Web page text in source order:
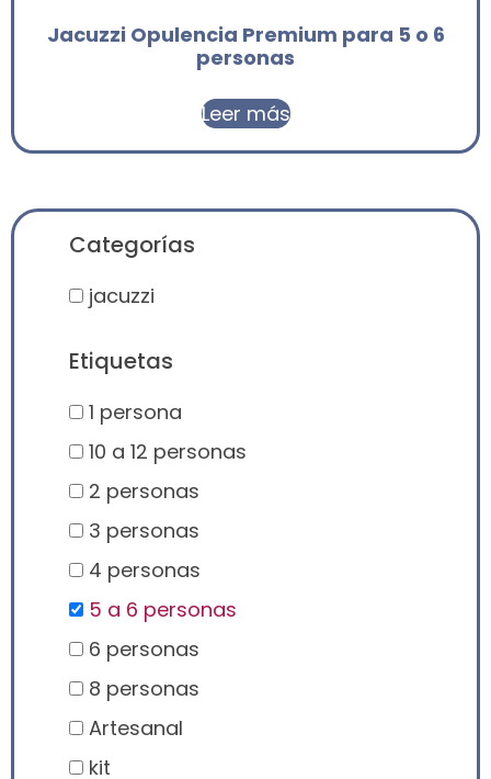
Jacuzzi Opulencia Premium para 5 o 6
personas
Leer más
Categorías
jacuzzi
Etiquetas
1 persona
10 a 12 personas
2 personas
3 personas
4 personas
5 a 6 personas
6 personas
8 personas
Artesanal
kit